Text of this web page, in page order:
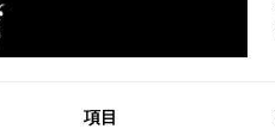
項目